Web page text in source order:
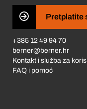
Pretplatite
+385 12 49 94 70
berner@berner.hr
Kontakt i služba za
FAQ i pomoć